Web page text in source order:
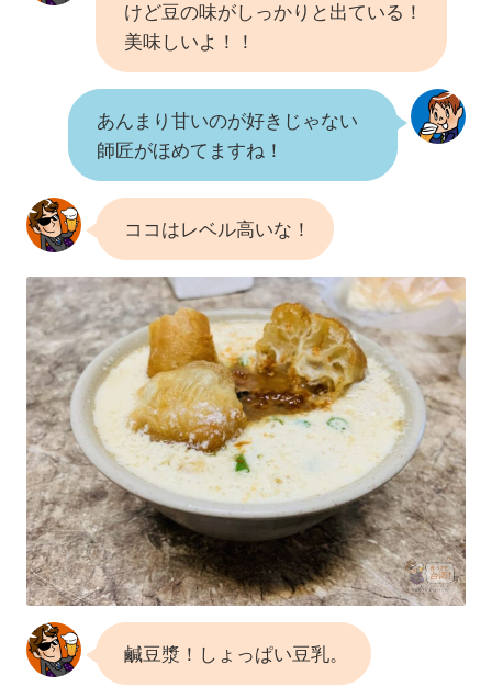
けど豆の味がしっかりと出ている！
美味しいよ！！
あんまり甘いのが好きじゃない
師匠がほめてますね！
ココはレベル高いな！
鹹豆漿！しょっぱい豆乳。